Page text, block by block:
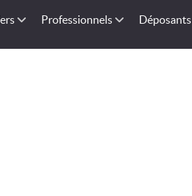
Professionnels Déposants